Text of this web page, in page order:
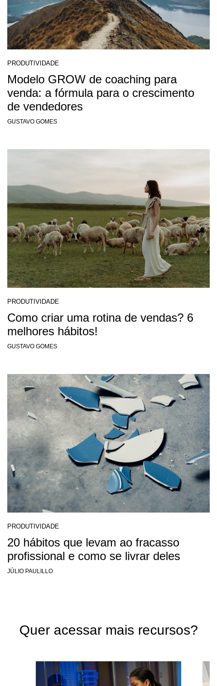
PRODUTIVIDADE
Modelo GROW de coaching para
venda: a fórmula para o crescimento
de vendedores
GUSTAVO GOMES
PRODUTIVIDADE
Como criar uma rotina de vendas? 6
melhores hábitos!
GUSTAVO GOMES
PRODUTIVIDADE
20 hábitos que levam ao fracasso
profissional e como se livrar deles
JÚLIO PAULILLO
Quer acessar mais recursos?